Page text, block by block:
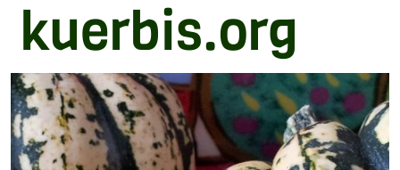
Zum Hauptinhalt springen
kuerbis.org